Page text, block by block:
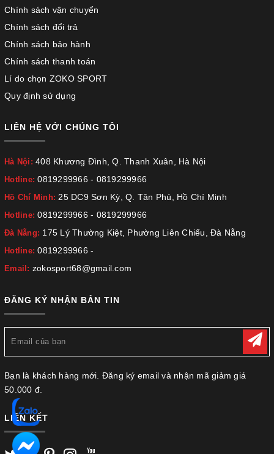
Chính sách vận chuyển
Chính sách đổi trả
Chính sách bảo hành
Chính sách thanh toán
Lí do chọn ZOKO SPORT
Quy định sử dụng
LIÊN HỆ VỚI CHÚNG TÔI
Hà Nội: 408 Khương Đình, Q. Thanh Xuân, Hà Nội
Hotline:0819299966 - 0819299966
Hồ Chí Minh: 25 DC9 Sơn Kỳ, Q. Tân Phú, Hồ Chí Minh
Hotline:0819299966 - 0819299966
Đà Nẵng: 175 Lý Thường Kiệt, Phường Liên Chiểu, Đà Nẵng
Hotline:0819299966 -
Email: zokosport68@gmail.com
ĐĂNG KÝ NHẬN BẢN TIN
Bạn là khách hàng mới. Đăng ký email và nhận mã giảm giá
50.000 đ.
LIÊN KẾT